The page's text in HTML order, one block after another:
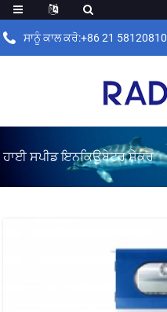
ਸਾਨੂੰ ਕਾਲ ਕਰੋ:+86 21 58120810
ਹਾਈ ਸਪੀਡ ਇਨਕਿਊਬੇਟਰ ਸ਼ੇਕਰ